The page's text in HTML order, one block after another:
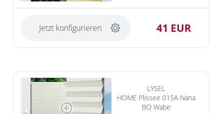
Jetzt konfigurieren 41 EUR
LYSEL
HOME Plissee 015A Nana
BO Wabe